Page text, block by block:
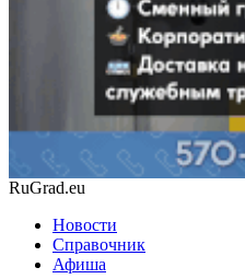
RuGrad.eu
Новости
Справочник
Афиша